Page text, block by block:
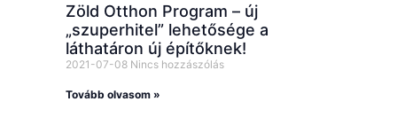
Zöld Otthon Program – új
„szuperhitel” lehetősége a
láthatáron új építőknek!
2021-07-08 Nincs hozzászólás
Tovább olvasom »